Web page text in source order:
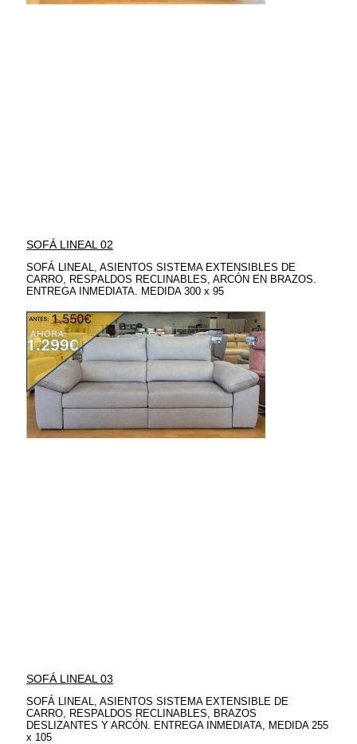
SOFÁ LINEAL 02
SOFÁ LINEAL, ASIENTOS SISTEMA EXTENSIBLES DE
CARRO, RESPALDOS RECLINABLES, ARCÓN EN BRAZOS.
ENTREGA INMEDIATA. MEDIDA 300 x 95
SOFÁ LINEAL 03
SOFÁ LINEAL, ASIENTOS SISTEMA EXTENSIBLE DE
CARRO, RESPALDOS RECLINABLES, BRAZOS
DESLIZANTES Y ARCÓN. ENTREGA INMEDIATA, MEDIDA 255
x 105